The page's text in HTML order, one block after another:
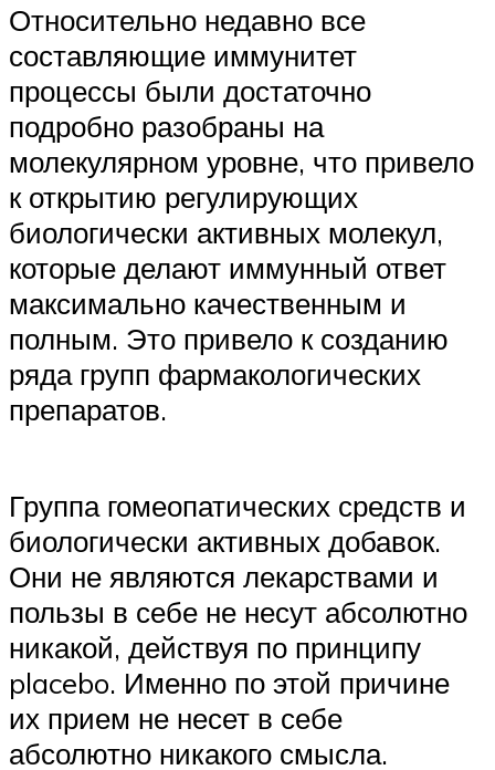
Относительно недавно все
составляющие иммунитет
процессы были достаточно
подробно разобраны на
молекулярном уровне, что привело
к открытию регулирующих
биологически активных молекул,
которые делают иммунный ответ
максимально качественным и
полным. Это привело к созданию
ряда групп фармакологических
препаратов.
Группа гомеопатических средств и
биологически активных добавок.
Они не являются лекарствами и
пользы в себе не несут абсолютно
никакой, действуя по принципу
placebo. Именно по этой причине
их прием не несет в себе
абсолютно никакого смысла.